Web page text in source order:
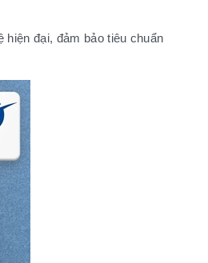
đại, đảm bảo tiêu chuẩn